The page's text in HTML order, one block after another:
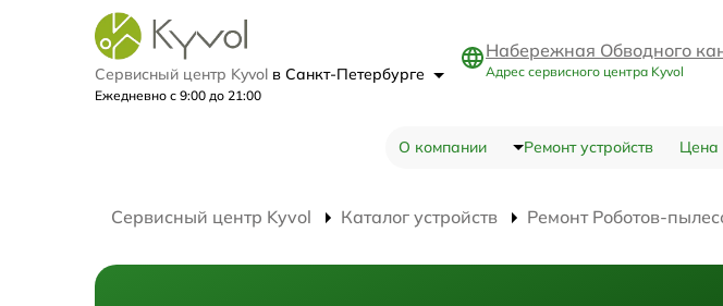
Сервисный центр Kyvol в Санкт-Петербурге
Ежедневно с 9:00 до 21:00
Набережная Обводного
Адрес сервисного центра Kyvol
О компании Ремонт устройств Цена
Сервисный центр Kyvol Каталог устройств Ремонт Роботов-